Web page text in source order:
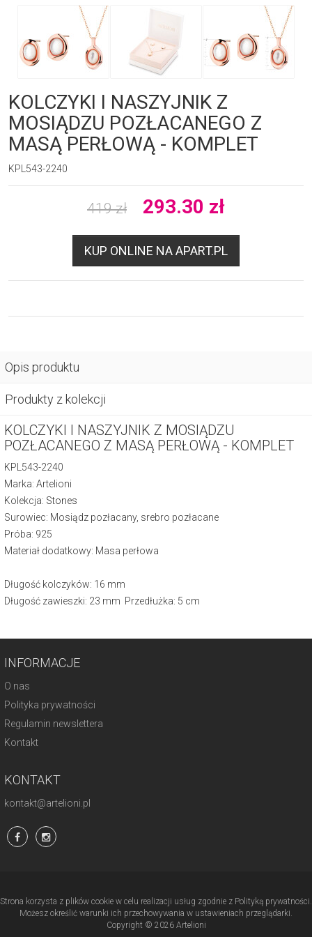
KOLCZYKI I NASZYJNIK Z
MOSIĄDZU POZŁACANEGO Z
MASĄ PERŁOWĄ - KOMPLET
KPL543-2240
419 zł 293.30 zł
KUP ONLINE NA APART.PL
Opis produktu
Produkty z kolekcji
KOLCZYKI I NASZYJNIK Z MOSIĄDZU
POZŁACANEGO Z MASĄ PERŁOWĄ - KOMPLET
KPL543-2240
Marka: Artelioni
Kolekcja: Stones
Surowiec: Mosiądz pozłacany, srebro pozłacane
Próba: 925
Materiał dodatkowy: Masa perłowa
Długość kolczyków: 16 mm
Długość zawieszki: 23 mm Przedłużka: 5 cm
INFORMACJE
O nas
Polityka prywatności
Regulamin newslettera
Kontakt
KONTAKT
kontakt@artelioni.pl
Strona korzysta z plików cookie w celu realizacji usług zgodnie z Polityką prywatności.
Możesz określić warunki ich przechowywania w ustawieniach przeglądarki.
Copyright © 2026 Artelioni